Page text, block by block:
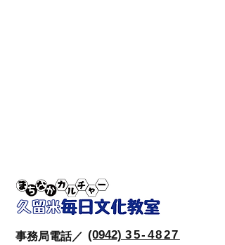
事務局電話／ (0942) 35-4827